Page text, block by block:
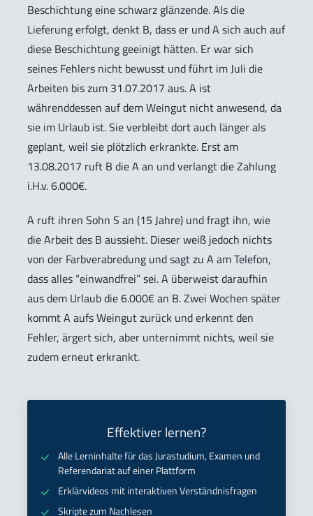
Beschichtung eine schwarz glänzende. Als die
Lieferung erfolgt, denkt B, dass er und A sich auch auf
diese Beschichtung geeinigt hätten. Er war sich
seines Fehlers nicht bewusst und führt im Juli die
Arbeiten bis zum 31.07.2017 aus. A ist
währenddessen auf dem Weingut nicht anwesend, da
sie im Urlaub ist. Sie verbleibt dort auch länger als
geplant, weil sie plötzlich erkrankte. Erst am
13.08.2017 ruft B die A an und verlangt die Zahlung
i.H.v. 6.000€.
A ruft ihren Sohn S an (15 Jahre) und fragt ihn, wie
die Arbeit des B aussieht. Dieser weiß jedoch nichts
von der Farbverabredung und sagt zu A am Telefon,
dass alles “einwandfrei” sei. A überweist daraufhin
aus dem Urlaub die 6.000€ an B. Zwei Wochen später
kommt A aufs Weingut zurück und erkennt den
Fehler, ärgert sich, aber unternimmt nichts, weil sie
zudem erneut erkrankt.
Effektiver lernen?
Alle Lerninhalte für das Jurastudium, Examen und
Referendariat auf einer Plattform
Erklärvideos mit interaktiven Verständnisfragen
Skripte zum Nachlesen